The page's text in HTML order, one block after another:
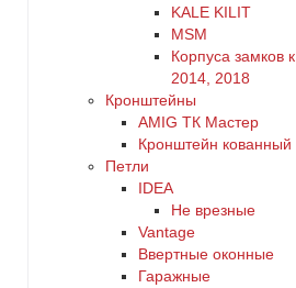
KALE KILIT
MSM
Корпуса замков
2014, 2018
Кронштейны
AMIG ТК Мастер
Кронштейн кованный
Петли
IDEA
Не врезные
Vantage
Ввертные оконные
Гаражные